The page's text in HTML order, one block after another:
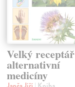
Velký receptář
alternativní
medicíny